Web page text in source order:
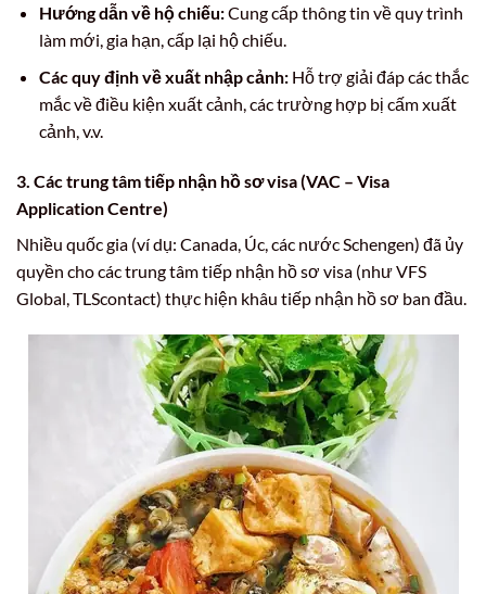
Hướng dẫn về hộ chiếu:Cung cấp thông tin về quy trình
làm mới, gia hạn, cấp lại hộ chiếu.
Các quy định về xuất nhập cảnh:Hỗ trợ giải đáp các thắc
mắc về điều kiện xuất cảnh, các trường hợp bị cấm xuất
cảnh, v.v.
3. Các trung tâm tiếp nhận hồ sơ visa (VAC – Visa
Application Centre)
Nhiều quốc gia (ví dụ: Canada, Úc, các nước Schengen) đã ủy
quyền cho các trung tâm tiếp nhận hồ sơ visa (như VFS
Global, TLScontact) thực hiện khâu tiếp nhận hồ sơ ban đầu.